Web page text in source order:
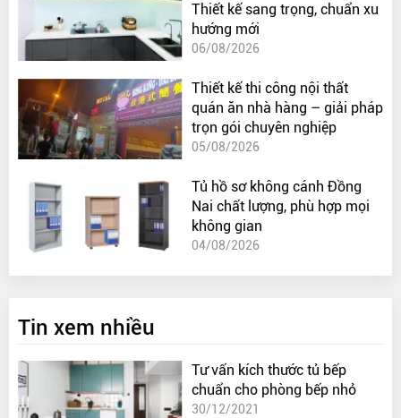
Thiết kế sang trọng, chuẩn xu
hướng mới
06/08/2026
Thiết kế thi công nội thất
quán ăn nhà hàng – giải pháp
trọn gói chuyên nghiệp
05/08/2026
Tủ hồ sơ không cánh Đồng
Nai chất lượng, phù hợp mọi
không gian
04/08/2026
Tin xem nhiều
Tư vấn kích thước tủ bếp
chuẩn cho phòng bếp nhỏ
30/12/2021